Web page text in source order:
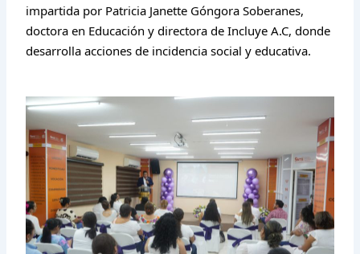
impartida por Patricia Janette Góngora Soberanes,
doctora en Educación y directora de Incluye A.C, donde
desarrolla acciones de incidencia social y educativa.